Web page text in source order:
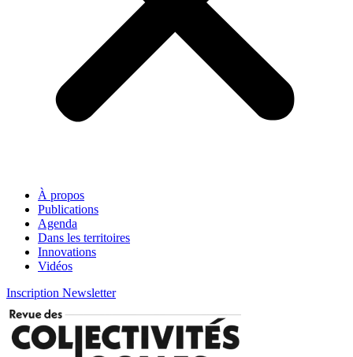
À propos
Publications
Agenda
Dans les territoires
Innovations
Vidéos
Inscription Newsletter